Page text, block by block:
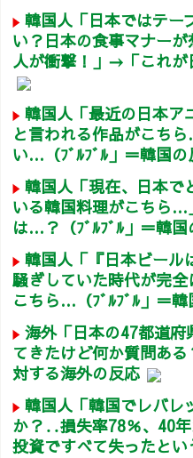
韓国人「日本ではテー
い？日本の食事マナー
人が衝撃！」→「これが
韓国人「最近の日本ア
と言われる作品がこち
い…（ﾌﾞﾙﾌﾞﾙ」＝韓国の
韓国人「現在、日本で
いる韓国料理がこちら
は…？（ﾌﾞﾙﾌﾞﾙ」＝韓国
韓国人「『日本ビール
騒ぎしていた時代が完
こちら…（ﾌﾞﾙﾌﾞﾙ」＝韓
海外「日本の47都道
てきたけど何か質問あ
対する海外の反応
韓国人「韓国でレバレ
か？‥損失率78％、40
投資ですべて失ったとい